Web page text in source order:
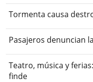
Tormenta causa
Pasajeros denuncian
Teatro, música y
finde